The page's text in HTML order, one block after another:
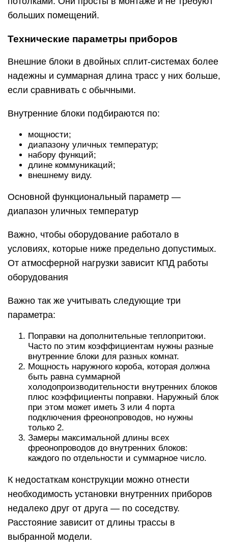
больших помещений.
Технические параметры приборов
Внешние блоки в двойных сплит-системах более
надежны и суммарная длина трасс у них больше,
если сравнивать с обычными.
Внутренние блоки подбираются по:
мощности;
диапазону уличных температур;
набору функций;
длине коммуникаций;
внешнему виду.
Основной функциональный параметр —
диапазон уличных температур
Важно, чтобы оборудование работало в
условиях, которые ниже предельно допустимых.
От атмосферной нагрузки зависит КПД работы
оборудования
Важно так же учитывать следующие три
параметра:
Поправки на дополнительные теплопритоки.
Часто по этим коэффициентам нужны разные
внутренние блоки для разных комнат.
Мощность наружного короба, которая должна
быть равна суммарной
холодопроизводительности внутренних блоков
плюс коэффициенты поправки. Наружный блок
при этом может иметь 3 или 4 порта
подключения фреонопроводов, но нужны
только 2.
Замеры максимальной длины всех
фреонопроводов до внутренних блоков:
каждого по отдельности и суммарное число.
К недостаткам конструкции можно отнести
необходимость установки внутренних приборов
недалеко друг от друга — по соседству.
Расстояние зависит от длины трассы в
выбранной модели.